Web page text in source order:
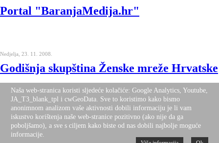
Portal "BaranjaMedija.hr"
Nedjelja, 23. 11. 2008.
Godišnja skupština Ženske mreže Hrvatske
Nalazite se ovdje:Naslovnica Novosti
Desktop Version
Naša web-stranica koristi sljedeće kolačiće: Google Analytics, Youtube,
JA_T3_blank_tpl i cwGeoData. Sve to koristimo kako bismo
anonimnom analizom vaše aktivnosti dobili informaciju je li vam
iskustvo korištenja naše web-stranice pozitivno (ako nije da ga
poboljšamo), a sve s ciljem kako biste od nas dobili najbolje moguće
informacije.